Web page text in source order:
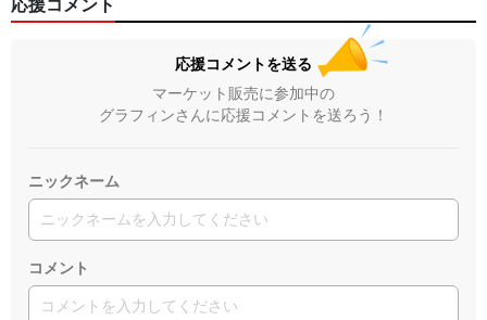
応援コメント
応援コメントを送る
マーケット販売に参加中の
グラフィンさんに応援コメントを送ろう！
ニックネーム
コメント